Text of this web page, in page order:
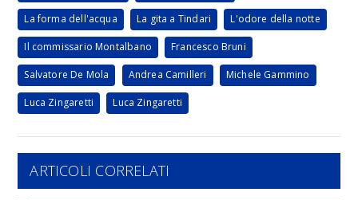
La forma dell'acqua La gita a Tindari L'odore della notte
Il commissario Montalbano Francesco Bruni
Salvatore De Mola Andrea Camilleri Michele Gammino
Luca Zingaretti Luca Zingaretti
ARTICOLI CORRELATI